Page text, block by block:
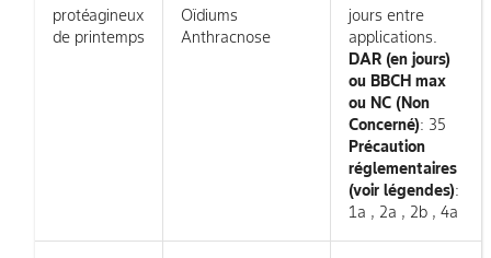
protéagineux
de printemps
Oïdiums
Anthracnose
jours entre
applications.
DAR (en jours)
ou BBCH max
ou NC (Non
Concerné): 35
Précaution
réglementaires
(voir légendes):
1a , 2a , 2b , 4a